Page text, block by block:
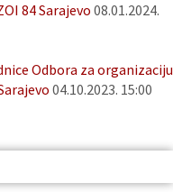
84 Sarajevo 08.01.2024.
Odbora za organizaciju
04.10.2023. 15:00